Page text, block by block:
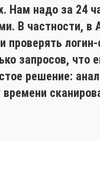
надо за 24
В частности, в
проверять
запросов, что
решение: